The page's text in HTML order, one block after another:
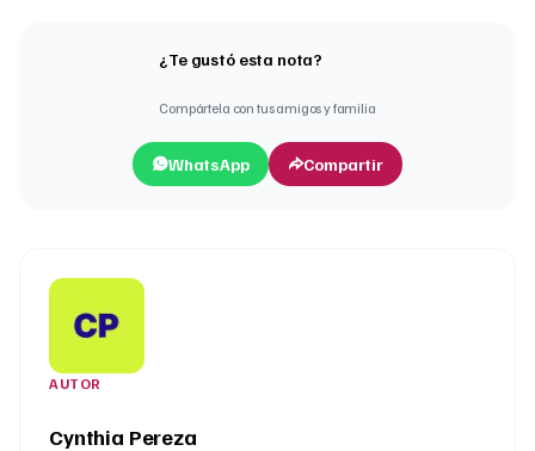
¿Te gustó esta nota?
Compártela con tus amigos y familia
WhatsApp Compartir
AUTOR
Cynthia Pereza